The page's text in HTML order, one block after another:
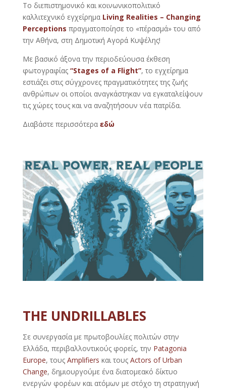
To διεπιστημονικό και κοινωνικοπολιτικό
καλλιτεχνικό εγχείρημα Living Realities – Changing
Perceptions πραγματοποίησε το «πέρασμά» του από
την Αθήνα, στη Δημοτική Αγορά Κυψέλης!
Με βασικό άξονα την περιοδεύουσα έκθεση
φωτογραφίας “Stages of a Flight”, το εγχείρημα
εστιάζει στις σύγχρονες πραγματικότητες της ζωής
ανθρώπων οι οποίοι αναγκάστηκαν να εγκαταλείψουν
τις χώρες τους και να αναζητήσουν νέα πατρίδα.
Διαβάστε περισσότερα εδώ
THE UNDRILLABLES
Σε συνεργασία με πρωτοβουλίες πολιτών στην
Ελλάδα, περιβαλλοντικούς φορείς, την Patagonia
Europe, τους Amplifiers και τουςActors of Urban
Change, δημιουργούμε ένα διατομεακό δίκτυο
ενεργών φορέων και ατόμων με στόχο τη στρατηγική